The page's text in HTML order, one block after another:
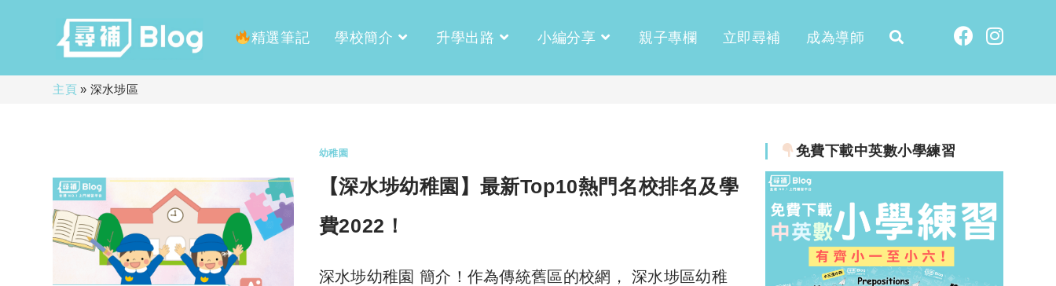
精選筆記 學校簡介 升學出路 小編分享 親子專欄 立即尋補 成為導師
主頁» 深水埗區
幼稚園
【深水埗幼稚園】最新Top10熱門名校排名及學
費2022！
深水埗幼稚園 簡介！作為傳統舊區的校網， 深水埗區幼稚
免費下載中英數小學練習